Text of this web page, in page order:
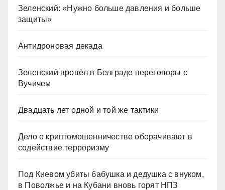
Зеленский: «Нужно больше давления и больше
защиты»
Антидроновая декада
Зеленский провёл в Белграде переговоры с
Вучичем
Двадцать лет одной и той же тактики
Дело о криптомошенничестве оборачивают в
содействие терроризму
Под Киевом убиты бабушка и дедушка с внуком,
в Поволжье и на Кубани вновь горят НПЗ